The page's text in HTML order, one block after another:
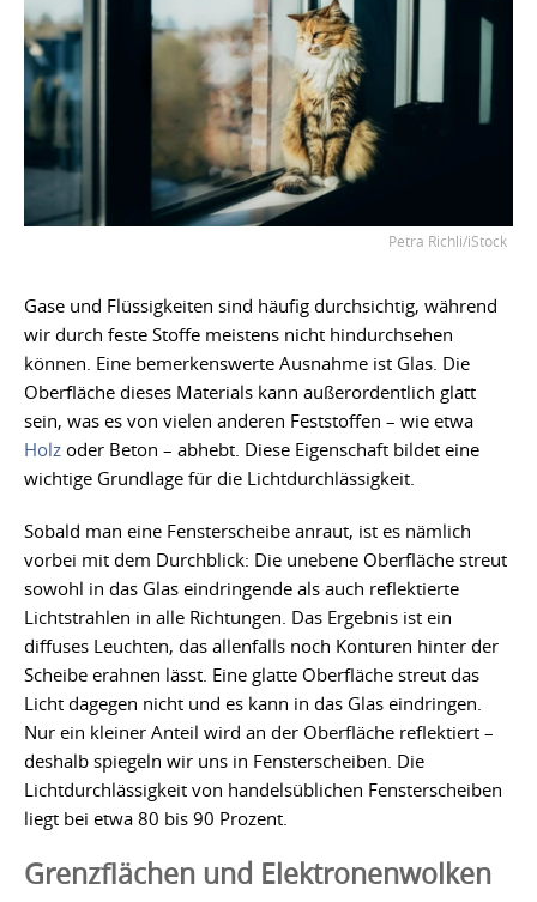
Petra Richli/iStock
Gase und Flüssigkeiten sind häufig durchsichtig, während
wir durch feste Stoffe meistens nicht hindurchsehen
können. Eine bemerkenswerte Ausnahme ist Glas. Die
Oberfläche dieses Materials kann außerordentlich glatt
sein, was es von vielen anderen Feststoffen – wie etwa
Holz oder Beton – abhebt. Diese Eigenschaft bildet eine
wichtige Grundlage für die Lichtdurchlässigkeit.
Sobald man eine Fensterscheibe anraut, ist es nämlich
vorbei mit dem Durchblick: Die unebene Oberfläche streut
sowohl in das Glas eindringende als auch reflektierte
Lichtstrahlen in alle Richtungen. Das Ergebnis ist ein
diffuses Leuchten, das allenfalls noch Konturen hinter der
Scheibe erahnen lässt. Eine glatte Oberfläche streut das
Licht dagegen nicht und es kann in das Glas eindringen.
Nur ein kleiner Anteil wird an der Oberfläche reflektiert –
deshalb spiegeln wir uns in Fensterscheiben. Die
Lichtdurchlässigkeit von handelsüblichen Fensterscheiben
liegt bei etwa 80 bis 90 Prozent.
Grenzflächen und Elektronenwolken